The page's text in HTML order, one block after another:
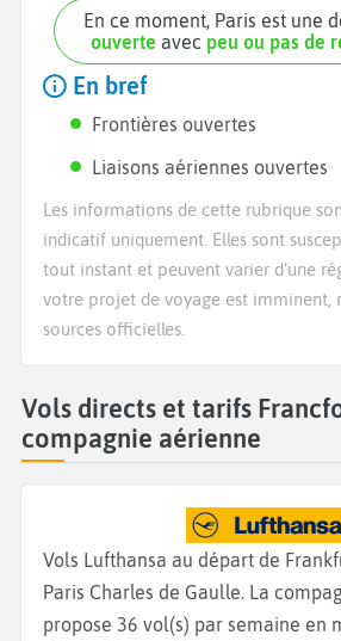
En ce moment, Paris est une
ouverte avec peu ou pas de
En bref
Frontières ouvertes
Liaisons aériennes ouvertes
Les informations de cette rubrique
indicatif uniquement. Elles sont
tout instant et peuvent varier d’une
votre projet de voyage est imminent,
sources officielles.
Vols directs et tarifs
compagnie aérienne
Vols Lufthansa au départ de
Paris Charles de Gaulle. La
propose 36 vol(s) par semaine en